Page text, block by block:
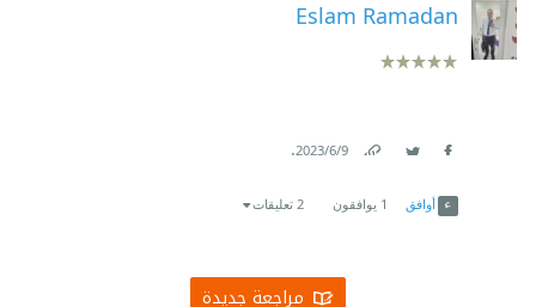
Eslam Ramadan
9‏/6‏/2023
.
أوافق 1 يوافقون 2 تعليقات
مراجعة جديدة